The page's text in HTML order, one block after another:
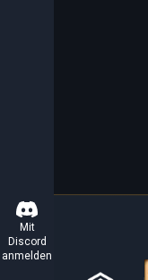
Mit
Discord
anmelden